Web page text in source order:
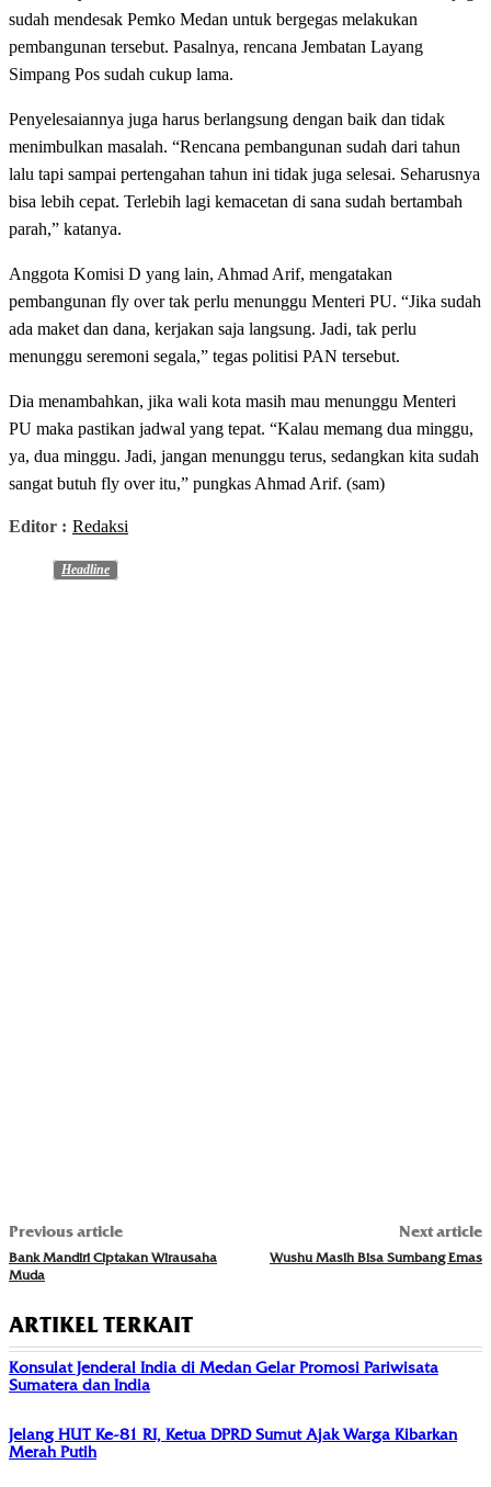
sudah mendesak Pemko Medan untuk bergegas melakukan
pembangunan tersebut. Pasalnya, rencana Jembatan Layang
Simpang Pos sudah cukup lama.
Penyelesaiannya juga harus berlangsung dengan baik dan tidak
menimbulkan masalah. “Rencana pembangunan sudah dari tahun
lalu tapi sampai pertengahan tahun ini tidak juga selesai. Seharusnya
bisa lebih cepat. Terlebih lagi kemacetan di sana sudah bertambah
parah,” katanya.
Anggota Komisi D yang lain, Ahmad Arif, mengatakan
pembangunan fly over tak perlu menunggu Menteri PU. “Jika sudah
ada maket dan dana, kerjakan saja langsung. Jadi, tak perlu
menunggu seremoni segala,” tegas politisi PAN tersebut.
Dia menambahkan, jika wali kota masih mau menunggu Menteri
PU maka pastikan jadwal yang tepat. “Kalau memang dua minggu,
ya, dua minggu. Jadi, jangan menunggu terus, sedangkan kita sudah
sangat butuh fly over itu,” pungkas Ahmad Arif. (sam)
Editor : Redaksi
Headline
Previous article
Bank Mandiri Ciptakan Wirausaha
Muda
Next article
Wushu Masih Bisa Sumbang Emas
ARTIKEL TERKAIT
Konsulat Jenderal India di Medan Gelar Promosi Pariwisata
Sumatera dan India
Jelang HUT Ke-81 RI, Ketua DPRD Sumut Ajak Warga Kibarkan
Merah Putih